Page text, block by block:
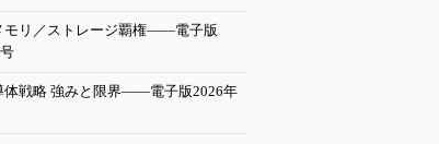
モリ／ストレージ覇権――電子版
体戦略 強みと限界――電子版2026年